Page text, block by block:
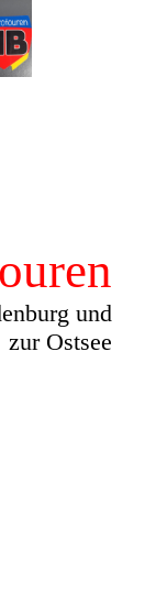
und
zur Ostsee